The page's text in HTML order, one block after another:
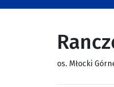
os. Młocki